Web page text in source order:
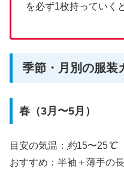
を必ず1枚持っていく
季節・月別の服装
春（3月〜5月）
目安の気温： 約15〜25℃
おすすめ：半袖＋薄手の